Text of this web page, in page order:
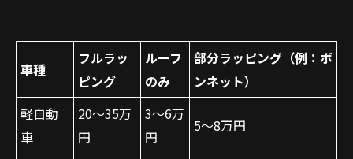
車種
フルラッ
ピング
ルーフ
のみ
部分ラッピング（例：ボ
ンネット）
軽自動
車
20〜35万
円
3〜6万
円
5〜8万円